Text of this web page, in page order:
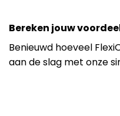
Bereken jouw
Benieuwd hoeveel
aan de slag met onze